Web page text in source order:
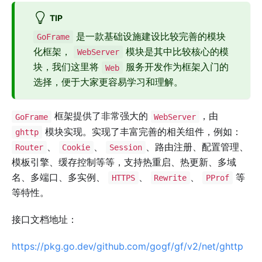
TIP
GoFrame
是一款基础设施建设比较完善的模块
化框架，
WebServer
模块是其中比较核心的模
块，我们这里将
Web
服务开发作为框架入门的
选择，便于大家更容易学习和理解。
GoFrame 框架提供了非常强大的 WebServer ，由
ghttp 模块实现。实现了丰富完善的相关组件，例如：
Router Cookie Session
、路由注册、配置管理、
模板引擎、缓存控制等等，支持热重启、热更新、多域
名、多端口、多实例、
HTTPS Rewrite PProf
等
等特性。
接口文档地址：
https://pkg.go.dev/github.com/gogf/gf/v2/net/ghttp